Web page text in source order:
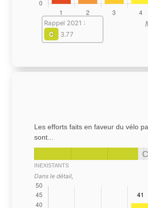
Rappel 2021 :
C
3.77
Les efforts faits en faveur du vélo
sont...
C
INEXISTANTS
Dans le détail,